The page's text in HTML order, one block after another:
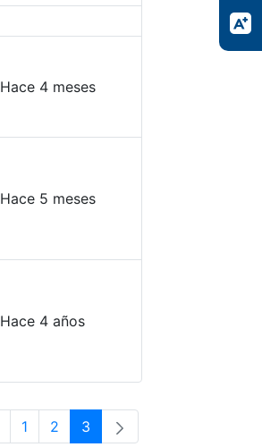
Hace 4 meses
Hace 5 meses
Hace 4 años
Página
1 Página
2 Página
3